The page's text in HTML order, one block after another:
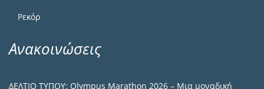
Ρεκόρ
Ανακοινώσεις
ΔΕΛΤΙΟ ΤΥΠΟΥ: Olympus Marathon 2026 – Μια μοναδική